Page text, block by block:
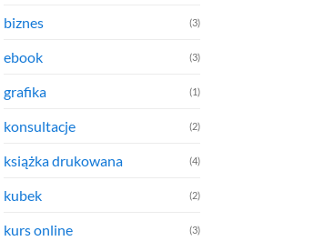
biznes (3)
ebook (3)
grafika (1)
konsultacje (2)
książka drukowana (4)
kubek (2)
kurs online (3)